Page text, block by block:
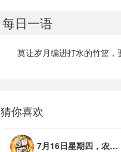
每日一语
莫让岁月编进打水的竹篮
猜你喜欢
7月16日星期四，农历六月初三，工作愉快，平安喜乐